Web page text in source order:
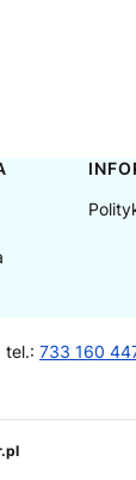
tel.: 733 160